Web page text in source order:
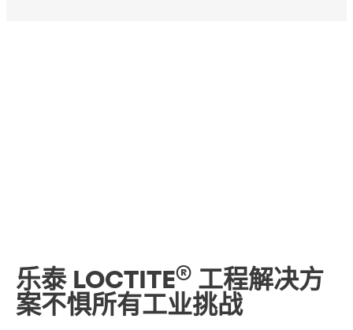
乐泰 LOCTITE® 工程解决方
案不惧所有工业挑战